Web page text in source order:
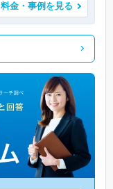
料金・事例を見る